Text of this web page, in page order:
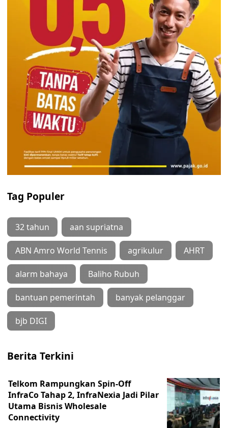
Tag Populer
32 tahun aan supriatna
ABN Amro World Tennis agrikulur AHRT
alarm bahaya Baliho Rubuh
bantuan pemerintah banyak pelanggar
bjb DIGI
Berita Terkini
Telkom Rampungkan Spin-Off
InfraCo Tahap 2, InfraNexia Jadi Pilar
Utama Bisnis Wholesale
Connectivity